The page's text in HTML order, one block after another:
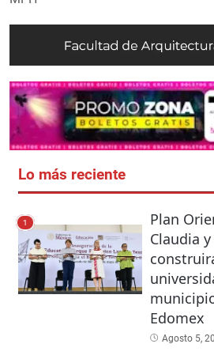
Lo más reciente
1
Plan
Claudia
Edomex
Agosto 5,